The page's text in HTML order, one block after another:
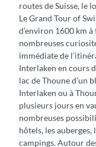
routes de Suisse, le
Le Grand Tour of
d’environ 1600 km à
nombreuses
immédiate de
Interlaken en cours
lac de Thoune d’un
Interlaken ou à
plusieurs jours en
nombreuses
hôtels, les auberges,
campings. Autour